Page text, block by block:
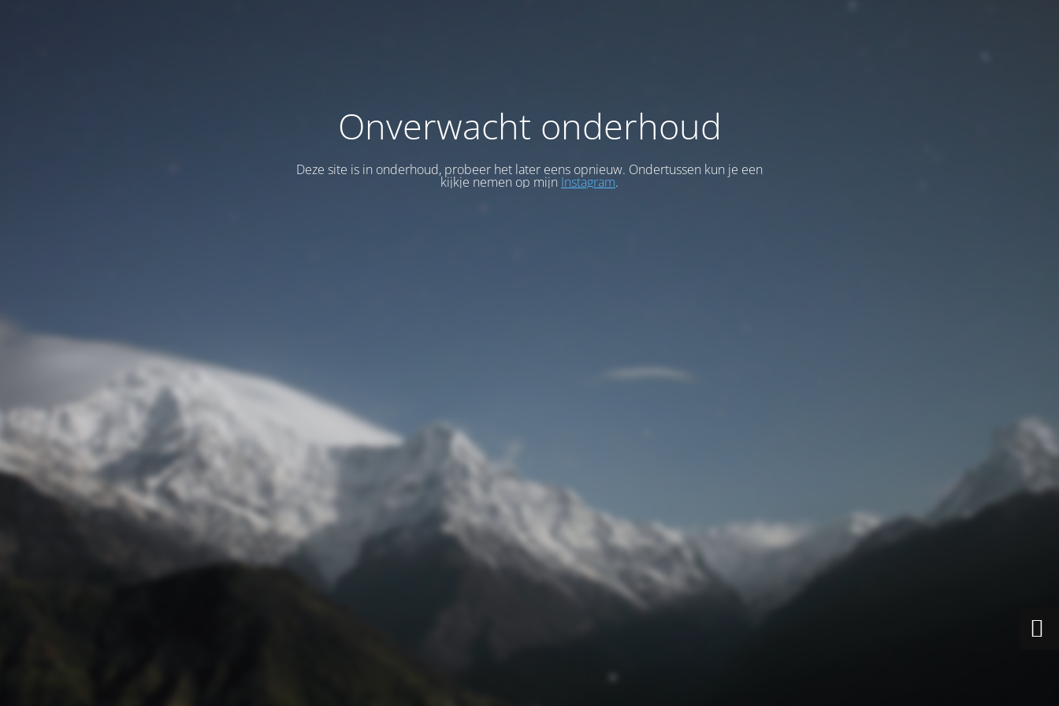
Onverwacht onderhoud
Deze site is in onderhoud, probeer het later eens opnieuw. Ondertussen kun je een
kijkje nemen op mijn Instagram.